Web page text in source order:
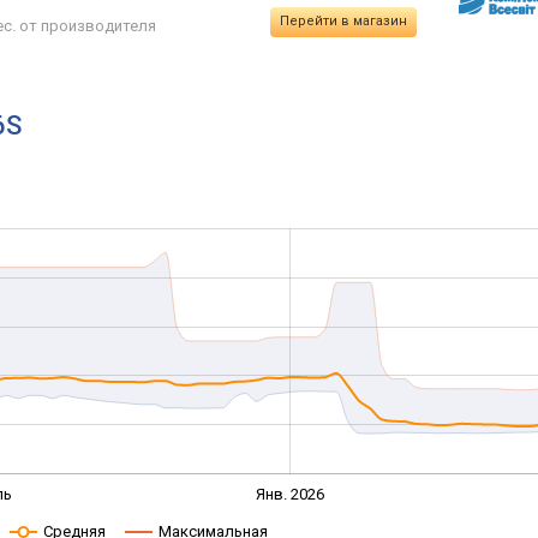
от производителя
Перейти в магазин
Янв. 2026
Средняя Максимальная